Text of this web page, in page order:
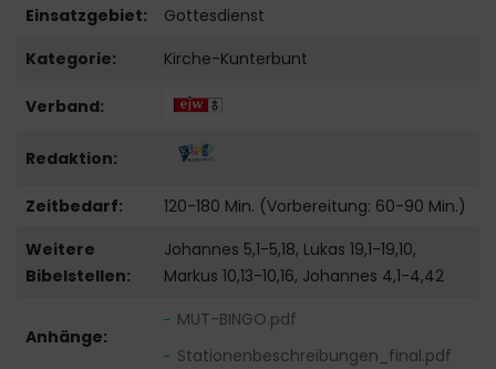
Einsatzgebiet:
Gottesdienst
Kategorie:
Kirche-Kunterbunt
Verband:
Redaktion:
Zeitbedarf:
120-180 Min. (Vorbereitung: 60-90 Min.)
Weitere
Bibelstellen:
Johannes 5,1-5,18, Lukas 19,1-19,10,
Markus 10,13-10,16, Johannes 4,1-4,42
Anhänge:
MUT-BINGO.pdf
Stationenbeschreibungen_final.pdf